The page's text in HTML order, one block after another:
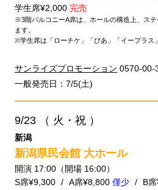
学生席¥2,000 完売
※3階バルコニーA席は、ホールの構造上、ス
ます。
※学生席は「ローチケ」「ぴあ」「イープラス
サンライズプロモーション 0570-00-
一般発売日：7/5(土)
9/23 （ 火・祝 ）
新潟
新潟県民会館 大ホール
開演 17:00（開場 16:00）
S席¥9,300
A席¥8,800 僅少 B